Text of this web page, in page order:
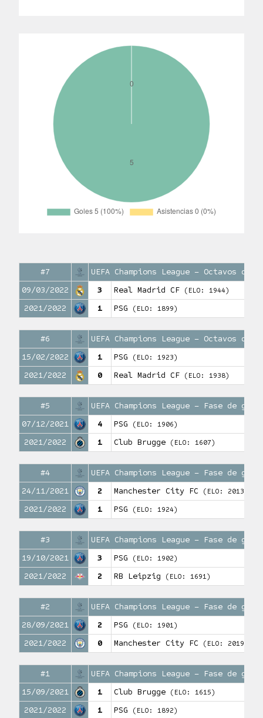
#7
UEFA Champions League – Octavos
09/03/2022
3 Real Madrid CF (ELO: 1944)
2021/2022 1 PSG (ELO: 1899)
#6
UEFA Champions League – Octavos
15/02/2022
1 PSG (ELO: 1923)
2021/2022 0 Real Madrid CF (ELO: 1938)
#5
UEFA Champions League – Fase de
07/12/2021
4 PSG (ELO: 1906)
2021/2022 1 Club Brugge (ELO: 1607)
#4
UEFA Champions League – Fase de
24/11/2021
2 Manchester City FC (ELO: 2013)
2021/2022 1 PSG (ELO: 1924)
#3
UEFA Champions League – Fase de
19/10/2021
3 PSG (ELO: 1902)
2021/2022 2 RB Leipzig (ELO: 1691)
#2
UEFA Champions League – Fase de
28/09/2021
2 PSG (ELO: 1901)
2021/2022 0 Manchester City FC (ELO: 2019)
#1
UEFA Champions League – Fase de
15/09/2021
1 Club Brugge (ELO: 1615)
2021/2022 1 PSG (ELO: 1892)